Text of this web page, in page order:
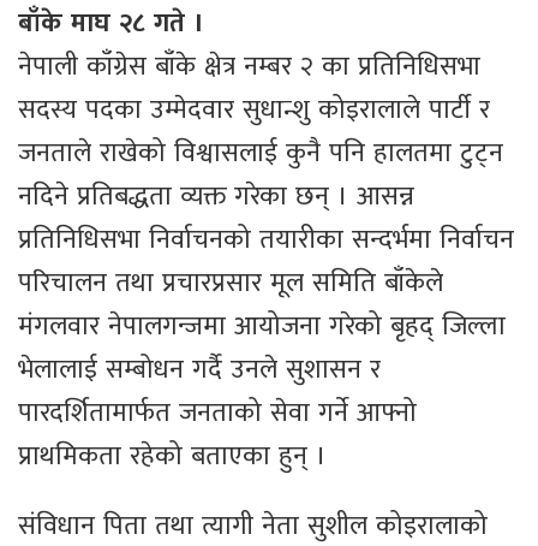
बाँके माघ २८ गते ।
नेपाली काँग्रेस बाँके क्षेत्र नम्बर २ का प्रतिनिधिसभा
सदस्य पदका उम्मेदवार सुधान्शु कोइरालाले पार्टी र
जनताले राखेको विश्वासलाई कुनै पनि हालतमा टुट्न
नदिने प्रतिबद्धता व्यक्त गरेका छन् । आसन्न
प्रतिनिधिसभा निर्वाचनको तयारीका सन्दर्भमा निर्वाचन
परिचालन तथा प्रचारप्रसार मूल समिति बाँकेले
मंगलवार नेपालगन्जमा आयोजना गरेको बृहद् जिल्ला
भेलालाई सम्बोधन गर्दै उनले सुशासन र
पारदर्शितामार्फत जनताको सेवा गर्ने आफ्नो
प्राथमिकता रहेको बताएका हुन् ।
संविधान पिता तथा त्यागी नेता सुशील कोइरालाको